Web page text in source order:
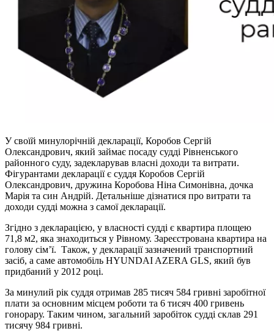
У своїй минулорічній декларації, Коробов Сергій
Олександрович, який займає посаду судді Рівненського
районного суду, задекларував власні доходи та витрати.
Фігурантами декларації є суддя Коробов Сергій
Олександрович, дружина Коробова Ніна Симонівна, дочка
Марія та син Андрій. Детальніше дізнатися про витрати та
доходи судді можна з самої декларації.
Згідно з декларацією, у власності судді є квартира площею
71,8 м2, яка знаходиться у Рівному. Зареєстрована квартира на
голову сім’ї. Також, у декларації зазначений транспортний
засіб, а саме автомобіль HYUNDAI AZERA GLS, який був
придбаний у 2012 році.
За минулий рік суддя отримав 285 тисяч 584 гривні заробітної
плати за основним місцем роботи та 6 тисяч 400 гривень
гонорару. Таким чином, загальний заробіток судді склав 291
тисячу 984 гривні.